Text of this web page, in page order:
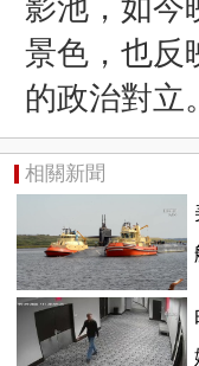
影池，如今
景色，也反
的政治對立。
相關新聞